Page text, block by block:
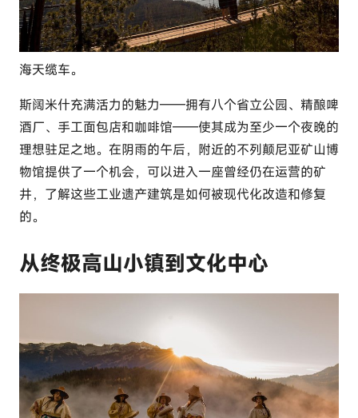
海天缆车。
斯阔米什充满活力的魅力——拥有八个省立公园、精酿啤
酒厂、手工面包店和咖啡馆——使其成为至少一个夜晚的
理想驻足之地。在阴雨的午后，附近的不列颠尼亚矿山博
物馆提供了一个机会，可以进入一座曾经仍在运营的矿
井，了解这些工业遗产建筑是如何被现代化改造和修复
的。
从终极高山小镇到文化中心